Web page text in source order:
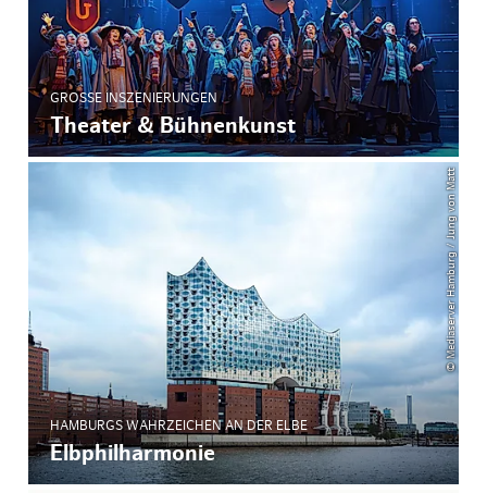
GROSSE INSZENIERUNGEN
Theater & Bühnenkunst
© Mediaserver Hamburg / Jung von Matt
HAMBURGS WAHRZEICHEN AN DER ELBE
Elbphilharmonie